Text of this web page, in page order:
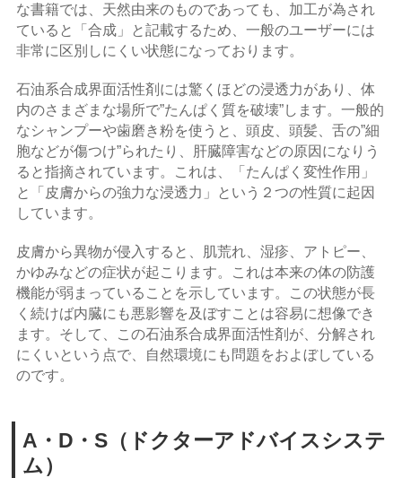
な書籍では、天然由来のものであっても、加工が為され
ていると「合成」と記載するため、一般のユーザーには
非常に区別しにくい状態になっております。
石油系合成界面活性剤には驚くほどの浸透力があり、体
内のさまざまな場所で”たんぱく質を破壊”します。一般的
なシャンプーや歯磨き粉を使うと、頭皮、頭髪、舌の”細
胞などが傷つけ”られたり、肝臓障害などの原因になりう
ると指摘されています。これは、「たんぱく変性作用」
と「皮膚からの強力な浸透力」という２つの性質に起因
しています。
皮膚から異物が侵入すると、肌荒れ、湿疹、アトピー、
かゆみなどの症状が起こります。これは本来の体の防護
機能が弱まっていることを示しています。この状態が長
く続けば内臓にも悪影響を及ぼすことは容易に想像でき
ます。そして、この石油系合成界面活性剤が、分解され
にくいという点で、自然環境にも問題をおよぼしている
のです。
A・D・S（ドクターアドバイスシステ
ム）